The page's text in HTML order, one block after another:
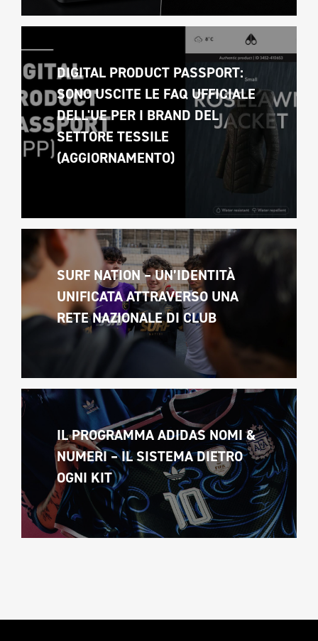
DIGITAL PRODUCT PASSPORT:
SONO USCITE LE FAQ UFFICIALE
DELL'UE PER I BRAND DEL
SETTORE TESSILE
(AGGIORNAMENTO)
SURF NATION – UN’IDENTITÀ
UNIFICATA ATTRAVERSO UNA
RETE NAZIONALE DI CLUB
IL PROGRAMMA ADIDAS NOMI &
NUMERI – IL SISTEMA DIETRO
OGNI KIT